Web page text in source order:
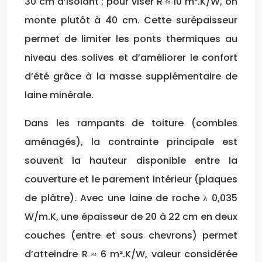
monte plutôt à 40 cm. Cette surépaisseur
permet de limiter les ponts thermiques au
niveau des solives et d’améliorer le confort
d’été grâce à la masse supplémentaire de
laine minérale.
Dans les rampants de toiture (combles
aménagés), la contrainte principale est
souvent la hauteur disponible entre la
couverture et le parement intérieur (plaques
de plâtre). Avec une laine de roche λ 0,035
W/m.K, une épaisseur de 20 à 22 cm en deux
couches (entre et sous chevrons) permet
d’atteindre R ≈ 6 m².K/W, valeur considérée